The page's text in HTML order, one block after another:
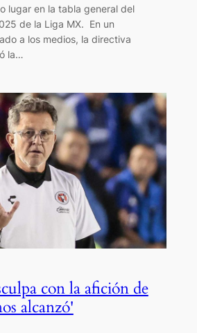
lugar en la tabla general del
de la Liga MX. En un
a los medios, la directiva
la…
con la afición de
alcanzó'